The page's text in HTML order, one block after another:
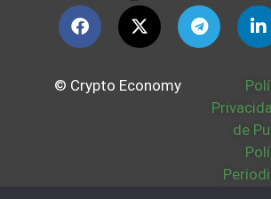
© Crypto Economy
de